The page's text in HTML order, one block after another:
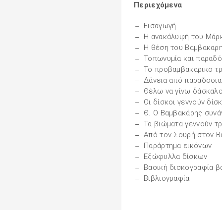
Περιεχόμενα
Εισαγωγή
Η ανακάλυψή του
Η θέση του
Τοπωνυμία και
Το προβαμβακαρικο
Δάνεια από
Θέλω να γίνω
Οι δίσκοι γεννούν
Θ. Ο Βαμβακάρης
Τα βιώματα γεννούν
Από τον Σουρή στον
Παράρτημα εικόνων
Εξώφυλλα δίσκων
Βασική δισκογραφία
Βιβλιογραφία